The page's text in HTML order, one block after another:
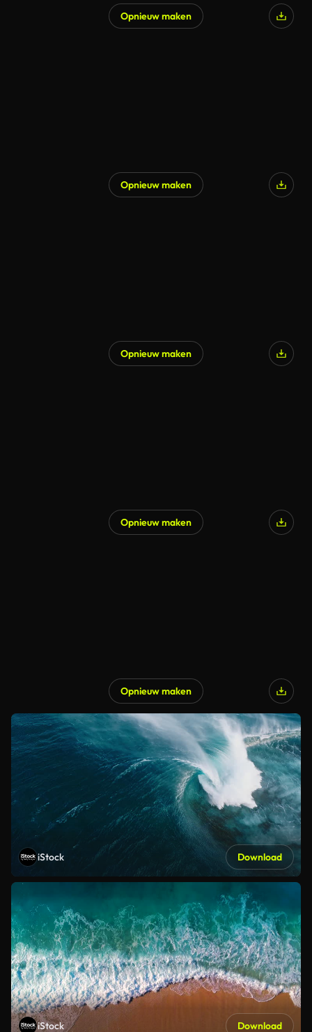
Opnieuw maken
Opnieuw maken
Opnieuw maken
Opnieuw maken
Opnieuw maken
iStock Download
iStock Download